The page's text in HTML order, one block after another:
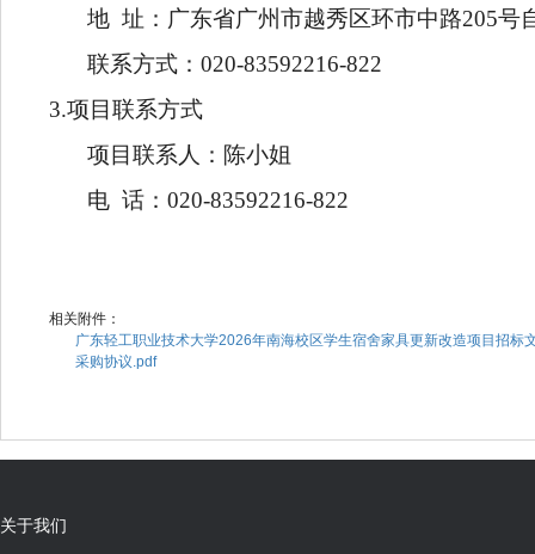
地 址：广东省广州市越秀区环市中路205号
联系方式：020-83592216-822
3.项目联系方式
项目联系人：陈小姐
电 话：020-83592216-822
相关附件：
广东轻工职业技术大学2026年南海校区学生宿舍家具更新改造项目招标
采购协议.pdf
关于我们